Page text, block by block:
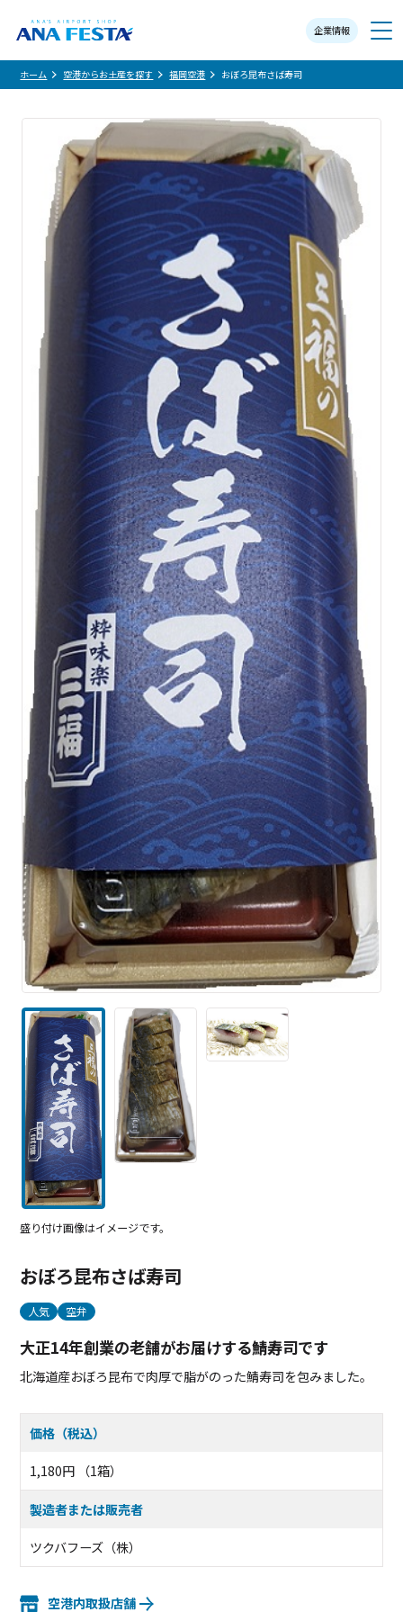
企業情報
メニュー
ホーム 空港からお土産を探す 福岡空港 おぼろ昆布さば寿司
盛り付け画像はイメージです。
おぼろ昆布さば寿司
人気 空弁
大正14年創業の老舗がお届けする鯖寿司です
北海道産おぼろ昆布で肉厚で脂がのった鯖寿司を包みました。
価格（税込）
1,180円 （1箱）
製造者または販売者
ツクバフーズ（株）
空港内取扱店舗